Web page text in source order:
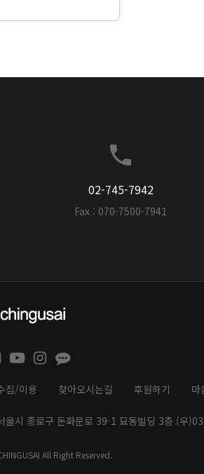
02-745-7942
Fax : 070-7500-7941
집/이용 찾아오시는길 후원하기 마
시 종로구 돈화문로 39-1 묘동빌딩 3층 (우
All Right Reserved.